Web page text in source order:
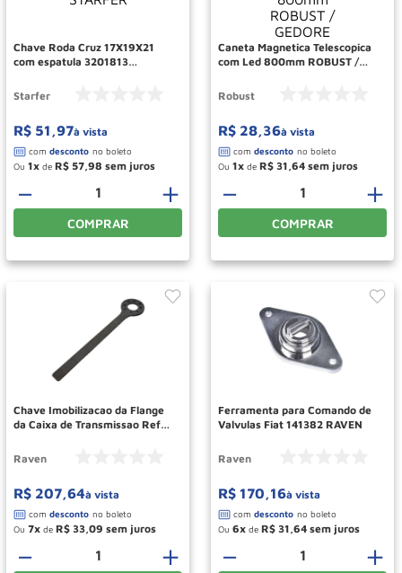
Chave Roda Cruz 17X19X21
com espatula 3201813
Starfer
R$ 51 ,97à vista
Ou 1 de R$ 57,98
＋
－
COMPRAR
Caneta Magnetica Telescopica
com Led 800mm ROBUST /
Robust
R$ 28,36à vista
Ou 1 de R$ 31,64
＋
－
COMPRAR
Chave Imobilizacao da Flange
da Caixa de Transmissao Ref
Raven
R$ 207,64à vista
Ou 7 de R$ 33 09
＋
－
Ferramenta para Comando de
Valvulas Fiat 141382 RAVEN
Raven
R$ 170,16à vista
Ou 6 de R$ 31 64
＋
－